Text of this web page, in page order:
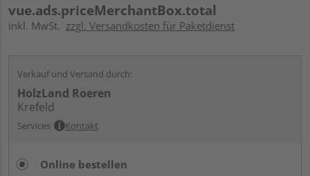
vue.ads.priceMerchantBox.total
inkl. MwSt. zzgl. Versandkosten für Paketdienst
Verkauf und Versand durch:
HolzLand Roeren
Krefeld
Services Kontakt
Online bestellen